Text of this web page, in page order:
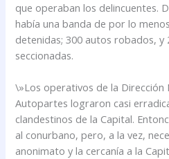
que operaban los delincuentes.
había una banda de por lo
detenidas; 300 autos robados, y
seccionadas.
\»Los operativos de la Dirección
Autopartes lograron casi
clandestinos de la Capital.
al conurbano, pero, a la vez,
anonimato y la cercanía a la